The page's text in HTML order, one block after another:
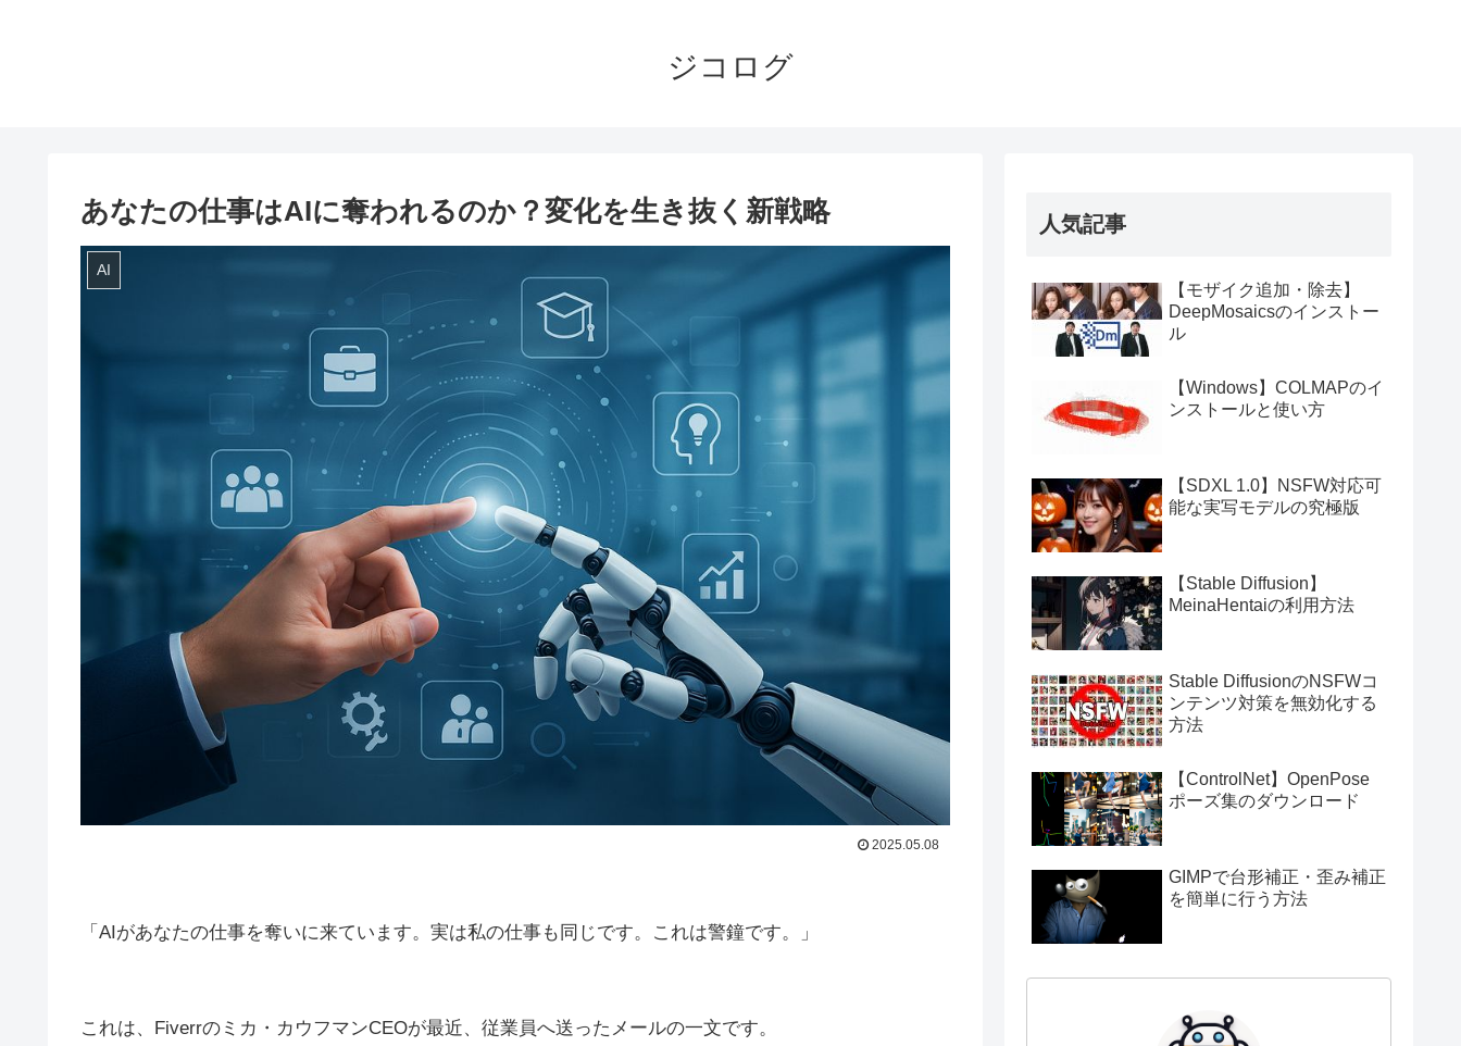
ジコログ
あなたの仕事はAIに奪われるのか？変化を生き抜く新戦略
AI
2025.05.08
「AIがあなたの仕事を奪いに来ています。実は私の仕事も同じです。これは警鐘です。」
これは、Fiverrのミカ・カウフマンCEOが最近、従業員へ送ったメールの一文です。
人気記事
【モザイク追加・除去】
DeepMosaicsのインストー
ル
【Windows】COLMAPのイ
ンストールと使い方
【SDXL 1.0】NSFW対応可
能な実写モデルの究極版
【Stable Diffusion】
MeinaHentaiの利用方法
Stable DiffusionのNSFWコ
ンテンツ対策を無効化する
方法
【ControlNet】OpenPose
ポーズ集のダウンロード
GIMPで台形補正・歪み補正
を簡単に行う方法